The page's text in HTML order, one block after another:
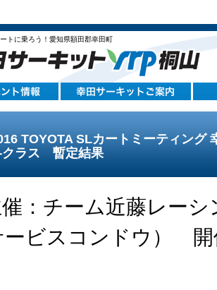
トに乗ろう！愛知県額田郡幸田町
TOYOTA SLカートミーティン
クラス 暫定結果
：チーム近藤レー
ービスコンドウ） 開